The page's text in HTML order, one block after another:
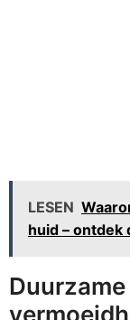
LESEN
huid – ontdek